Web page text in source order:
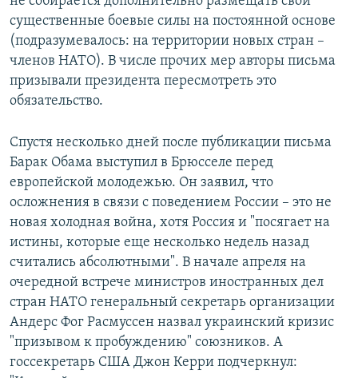
существенные боевые силы на постоянной основе
(подразумевалось: на территории новых стран –
членов НАТО). В числе прочих мер авторы письма
призывали президента пересмотреть это
обязательство.
Спустя несколько дней после публикации письма
Барак Обама выступил в Брюсселе перед
европейской молодежью. Он заявил, что
осложнения в связи с поведением России – это не
новая холодная война, хотя Россия и "посягает на
истины, которые еще несколько недель назад
считались абсолютными". В начале апреля на
очередной встрече министров иностранных дел
стран НАТО генеральный секретарь организации
Андерс Фог Расмуссен назвал украинский кризис
"призывом к пробуждению" союзников. А
госсекретарь США Джон Керри подчеркнул: